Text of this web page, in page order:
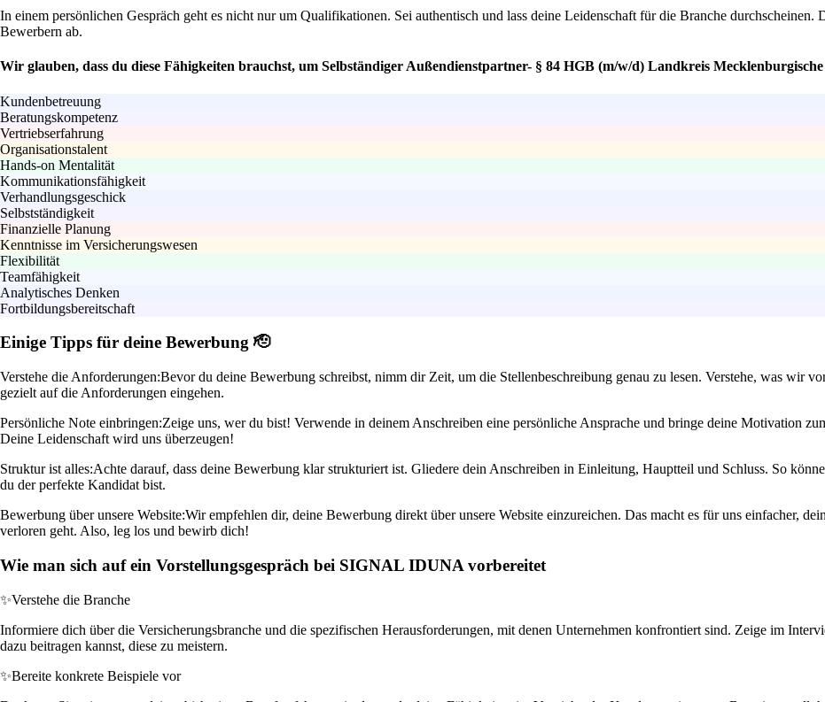
In einem persönlichen Gespräch geht es nicht nur um Qualifikationen. Sei authentisch und lass deine Leidenschaft für die Branche
Bewerbern ab.
Wir glauben, dass du diese Fähigkeiten brauchst, um Selbständiger Außendienstpartner- § 84 HGB (m/w/d) Landkreis
Kundenbetreuung
Beratungskompetenz
Vertriebserfahrung
Organisationstalent
Hands-on Mentalität
Kommunikationsfähigkeit
Verhandlungsgeschick
Selbstständigkeit
Finanzielle Planung
Kenntnisse im Versicherungswesen
Flexibilität
Teamfähigkeit
Analytisches Denken
Fortbildungsbereitschaft
Einige Tipps für deine Bewerbung 🫡
Verstehe die Anforderungen:Bevor du deine Bewerbung schreibst, nimm dir Zeit, um die Stellenbeschreibung genau zu lesen. Verstehe, was wir
gezielt auf die Anforderungen eingehen.
Persönliche Note einbringen:Zeige uns, wer du bist! Verwende in deinem Anschreiben eine persönliche Ansprache und bringe deine Motivation
Deine Leidenschaft wird uns überzeugen!
Struktur ist alles:Achte darauf, dass deine Bewerbung klar strukturiert ist. Gliedere dein Anschreiben in Einleitung, Hauptteil und Schluss. So
du der perfekte Kandidat bist.
Bewerbung über unsere Website:Wir empfehlen dir, deine Bewerbung direkt über unsere Website einzureichen. Das macht es für uns einfacher,
verloren geht. Also, leg los und bewirb dich!
Wie man sich auf ein Vorstellungsgespräch bei SIGNAL IDUNA vorbereitet
✨Verstehe die Branche
Informiere dich über die Versicherungsbranche und die spezifischen Herausforderungen, mit denen Unternehmen konfrontiert sind. Zeige im
dazu beitragen kannst, diese zu meistern.
✨Bereite konkrete Beispiele vor